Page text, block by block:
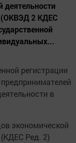
деятельности
2 КДЕС
регистрации
в
экономической
(КДЕС Ред. 2)